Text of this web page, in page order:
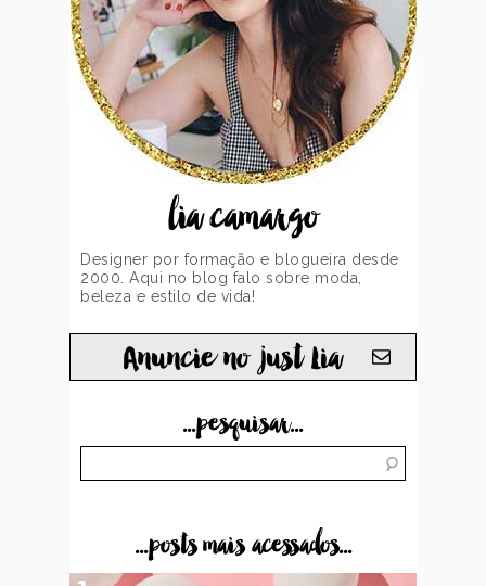
lia camargo
Designer por formação e blogueira desde
2000. Aqui no blog falo sobre moda,
beleza e estilo de vida!
Anuncie no just Lia
...pesquisar...
...posts mais acessados...